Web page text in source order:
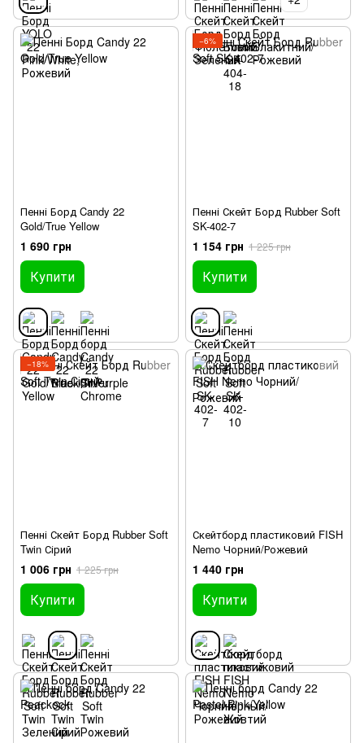
Пенні Борд Candy 22
Gold/True Yellow
1 690 грн
Купити
−6%
Пенні Скейт Борд Rubber Soft
SK-402-7
1 154 грн 1 225 грн
Купити
−18%
Пенні Скейт Борд Rubber Soft
Twin Сірий
1 006 грн 1 225 грн
Купити
Скейтборд пластиковий FISH
Nemo Чорний/Рожевий
1 440 грн
Купити